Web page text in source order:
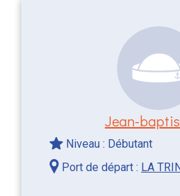
Jean-
Niveau : Débutant
Port de départ : LA